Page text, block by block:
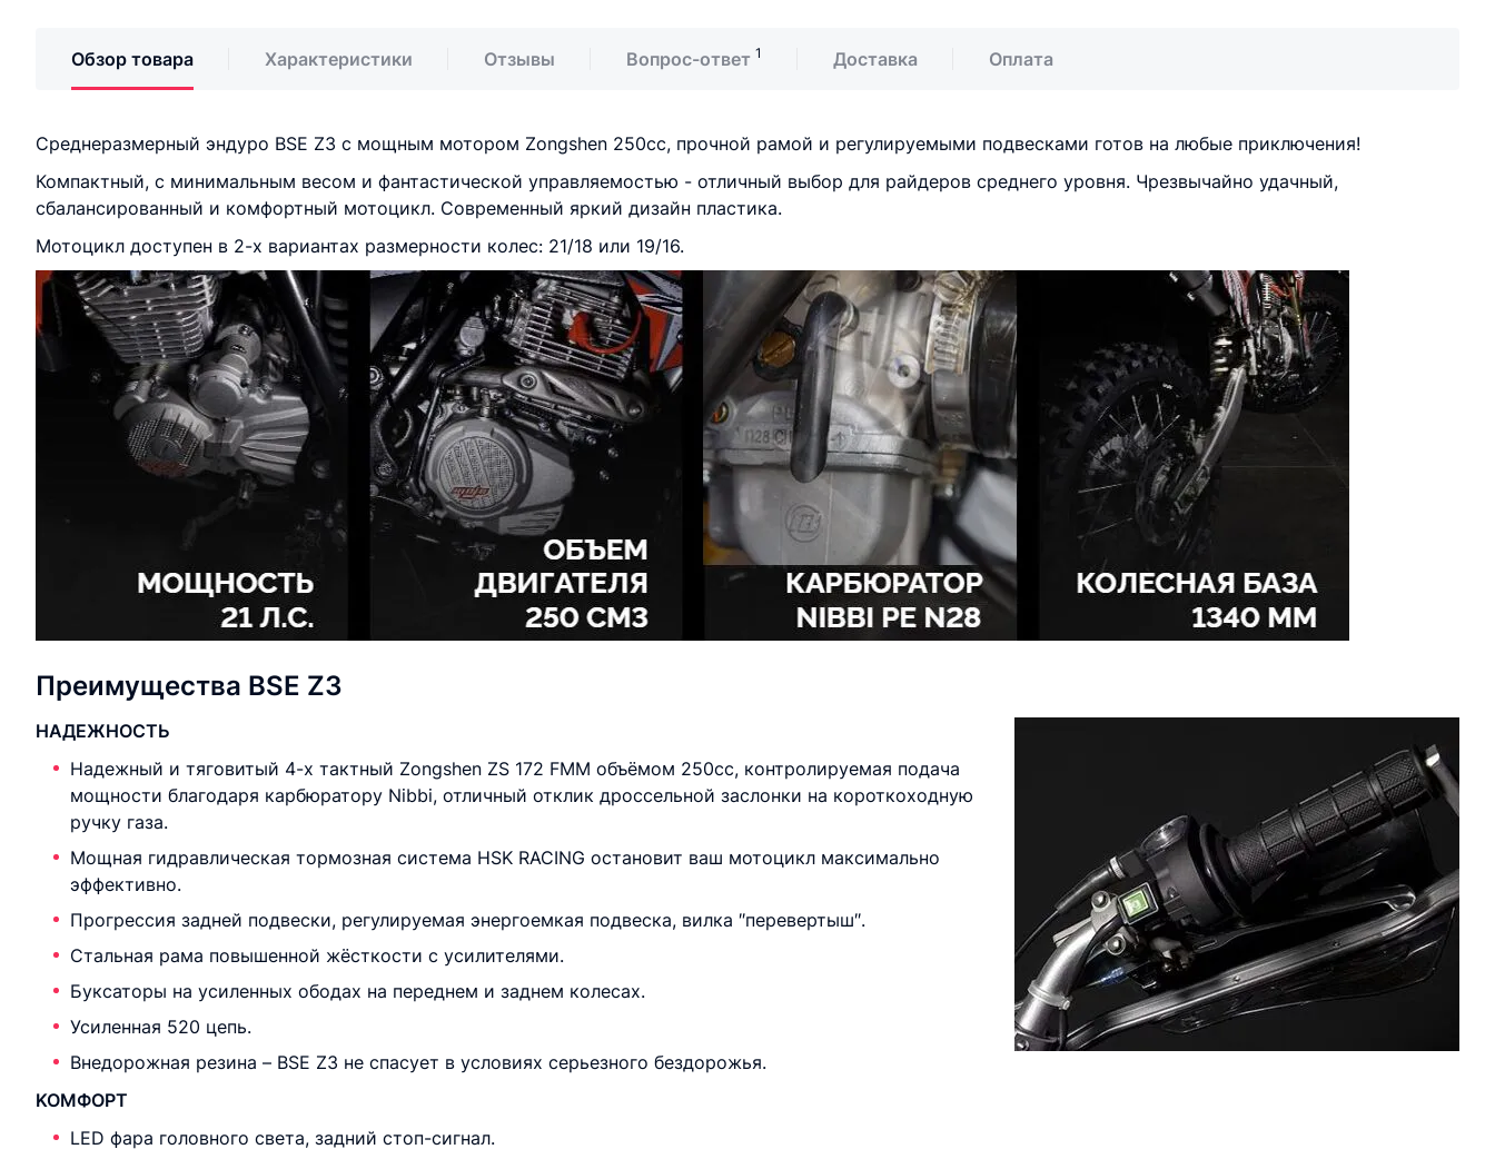
Обзор товара Характеристики Отзывы Вопрос-ответ 1 Доставка Оплата
Среднеразмерный эндуро BSE Z3 с мощным мотором Zongshen 250сс, прочной рамой и регулируемыми подвесками готов на любые приключения!
Компактный, с минимальным весом и фантастической управляемостью - отличный выбор для райдеров среднего уровня. Чрезвычайно удачный,
сбалансированный и комфортный мотоцикл. Современный яркий дизайн пластика.
Мотоцикл доступен в 2-х вариантах размерности колес: 21/18 или 19/16.
Преимущества BSE Z3
НАДЕЖНОСТЬ
Надежный и тяговитый 4-х тактный Zongshen ZS 172 FMM объёмом 250сс, контролируемая подача
мощности благодаря карбюратору Nibbi, отличный отклик дроссельной заслонки на короткоходную
ручку газа.
Мощная гидравлическая тормозная система HSK RACING остановит ваш мотоцикл максимально
эффективно.
Прогрессия задней подвески, регулируемая энергоемкая подвеска, вилка ″перевертыш″.
Стальная рама повышенной жёсткости с усилителями.
Буксаторы на усиленных ободах на переднем и заднем колесах.
Усиленная 520 цепь.
Внедорожная резина – BSE Z3 не спасует в условиях серьезного бездорожья.
KOMФОРТ
LED фара головного света, задний стоп-сигнал.